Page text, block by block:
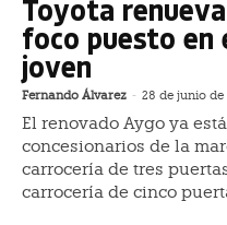
Toyota
foco puesto en
joven
Fernando Álvarez - 28 de junio de
El renovado Aygo ya
concesionarios de la
carrocería de tres
carrocería de cinco